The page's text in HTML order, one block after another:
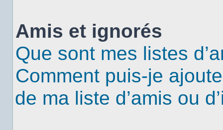
Amis et ignorés
Que sont mes listes
Comment puis-je
de ma liste d’amis ou